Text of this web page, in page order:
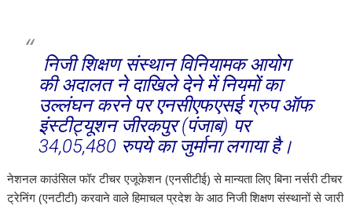
निजी शिक्षण संस्थान विनियामक आयोग
की अदालत ने दाखिले देने में नियमों का
उल्लंघन करने पर एनसीएफएसई ग्रुप ऑफ
इंस्टीट्यूशन जीरकपुर (पंजाब) पर
34,05,480 रुपये का जुर्माना लगाया है।
नेशनल काउंसिल फॉर टीचर एजूकेशन (एनसीटीई) से मान्यता लिए बिना नर्सरी टीचर
ट्रेनिंग (एनटीटी) करवाने वाले हिमाचल प्रदेश के आठ निजी शिक्षण संस्थानों से जारी